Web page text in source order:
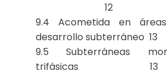
12
9.4 Acometida en
desarrollo subterráneo 13
9.5 Subterráneas
trifásicas 13